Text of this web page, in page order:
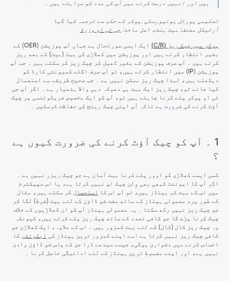
ہیں اور انہیں درست کرنے میں آپ کی مدد کو سراہتے ہیں ۔
تعلیمی پورٹل یونیورسٹی .پوکر کے حکم سے ترجمہ کیا گیا
آرٹیکل مصنف: میٹ ہنٹ، اصل ماخذ: جی ٹی او وزرڈ
پوکر میں چیک ریز (C/R) ایک ایسی صورتحال ہے جہاں آپ پوزیشن (OER) کے
بغیر انتظار کرتے ہیں اور پوزیشن میں کھلاڑی کی بیٹ (بیٹ) کے بعد ریز
کرتے ہیں ۔ آپ صرف پوزیشن کے بغیر کھیل کر چیک ریز کر سکتے ہیں ۔ جب آپ
پوزیشن (IP) میں انتظار کرتے ہیں، تو آپ صرف اگلے کمیونٹی کارڈ کو
دیکھتے ہیں، لہذا چیک ریز ممکن نہیں ہے ۔ جب صحیح طریقے سے استعمال
کیا جائے تو، چیک ریز ایک بہت ہی دھوکہ دہی والا ہتھیار ہے ۔
اگر آپ جی
ٹی او پوکر پلے کرنا چاہتے ہیں تو، آپ کو ایک مخصوص فریکوئنسی پر چیک
آؤٹ کرنے کی ضرورت ہے تاکہ آپ اپنی چیک رینج کی حفاظت کرسکیں ۔
1 ۔ آپ کو چیک آؤٹ کرنے کی ضرورت کیوں ہے
؟
کسی ایسے کھلاڑی کو اوور پلے کرنا بہت آسان ہے جو چیک ریزر نہیں ہے ۔
اگر آپ کا اپوننٹ کبھی بھی وِلن چیک اپ نہیں کرتا ہے، یا اس سپیکٹرم
میں اس کے بہت کم ہینڈز ہیں، تو آپ اس کا استحصال کر سکتے ہیں، مثال
کے طور پر، معمولی ہینڈز کے ساتھ مفت شو ڈاؤن کے لئے بیٹ (شرط) لگا کر
جو چیک ریز نہیں رکھ سکتا ۔ یہ معمولی ہینڈز آپ کو ان کھلاڑیوں کے خلاف
چیک کرنا پڑے گا جو کافی تعدد کے ساتھ چیک ریز پلے کرتے ہیں، کیونکہ
وہ چیک ریز کال (کال) کے لئے بہت کمزور ہیں ۔ اس کے علاوہ، ایک کھلاڑی جو
کافی چیک ریز نہیں کرتا ہے اسے اپنے کمزور ترین ہینڈز کی
ایکوئٹی
کا
احساس کرنے میں دشواری ہوگی، جیسے سیدھے ڈرا جن کے پاس شو ڈاؤن وادی
نہیں ہے، اور اپنے مضبوط ترین ہینڈز کے لئے ادائیگی حاصل کرنا ۔